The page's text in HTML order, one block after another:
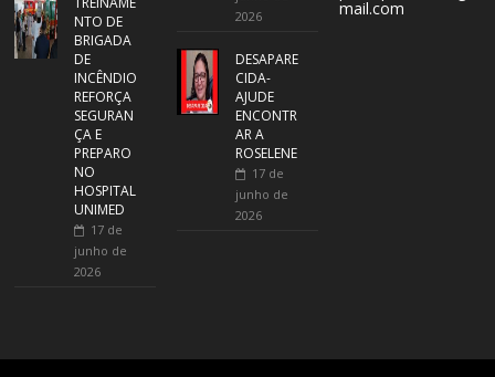
NTO DE
BRIGADA
DE
INCÊNDIO
REFORÇA
SEGURAN
ÇA E
PREPARO
NO
HOSPITAL
UNIMED
17 de
junho de
2026
2026
DESAPARE
CIDA-
AJUDE
ENCONTR
AR A
ROSELENE
17 de
junho de
2026
mail.com